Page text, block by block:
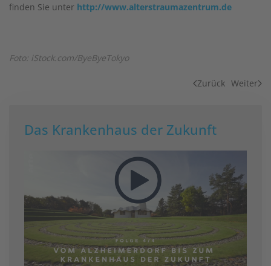
finden Sie unter http://www.alterstraumazentrum.de
Foto: iStock.com/ByeByeTokyo
Zurück Weiter
Das Krankenhaus der Zukunft